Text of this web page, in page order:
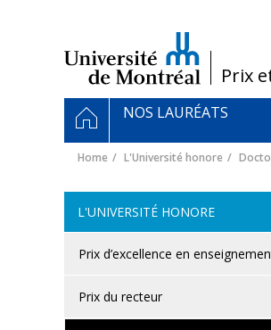
/Prix
Navigation
principale
HOMENOS LAURÉATS
Home L'Université honore
L'UNIVERSITÉ HONORE
Prix d’excellence en
Prix du recteur